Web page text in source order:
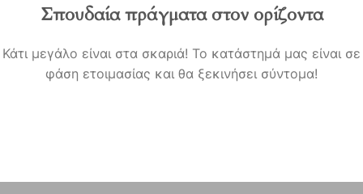
Σπουδαία πράγματα στον ορίζοντα
Κάτι μεγάλο είναι στα σκαριά! Το κατάστημά μας είναι σε
φάση ετοιμασίας και θα ξεκινήσει σύντομα!